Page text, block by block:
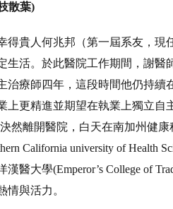
散葉)
得貴人何兆邦（第一屆系友，現
生活。於此醫院工作期間，謝醫
治療師四年，這段時間他仍持續
上更精進並期望在執業上獨立自
然離開醫院，白天在南加州健
California university of Health
醫大學(Emperor’s College of
情與活力。